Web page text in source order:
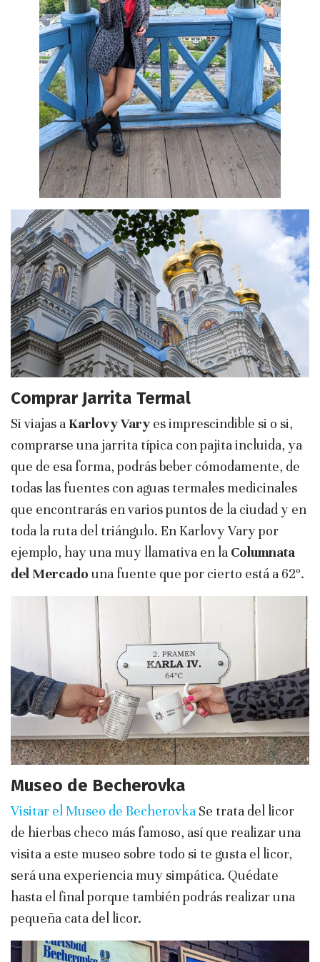
Comprar Jarrita Termal
Si viajas a Karlovy Vary es imprescindible si o si,
comprarse una jarrita típica con pajita incluida, ya
que de esa forma, podrás beber cómodamente, de
todas las fuentes con aguas termales medicinales
que encontrarás en varios puntos de la ciudad y en
toda la ruta del triángulo. En Karlovy Vary por
ejemplo, hay una muy llamativa en la Columnata
del Mercado una fuente que por cierto está a 62º.
Museo de Becherovka
Visitar el Museo de Becherovka Se trata del licor
de hierbas checo más famoso, así que realizar una
visita a este museo sobre todo si te gusta el licor,
será una experiencia muy simpática. Quédate
hasta el final porque también podrás realizar una
pequeña cata del licor.